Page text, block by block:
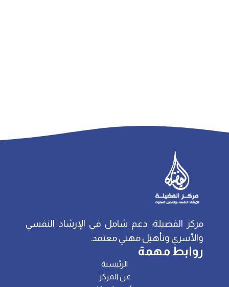
مركز الفضيلة: دعم شامل في الإرشاد النفسي
والأسري وتأهيل مهني معتمد.
روابط مهمة
الرئيسية
عن المركز